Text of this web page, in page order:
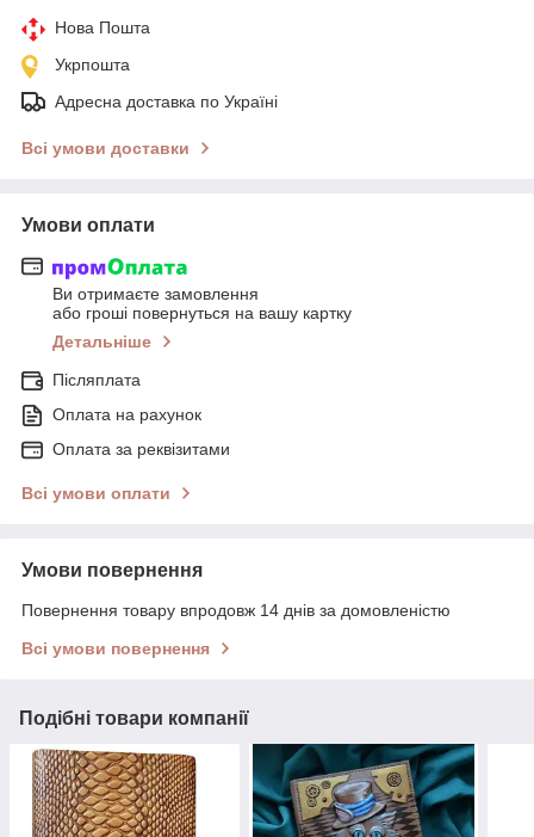
Нова Пошта
Укрпошта
Адресна доставка по Україні
Всі умови доставки
Умови оплати
Ви отримаєте замовлення
або гроші повернуться на вашу картку
Детальніше
Післяплата
Оплата на рахунок
Оплата за реквізитами
Всі умови оплати
Умови повернення
Повернення товару впродовж 14 днів за домовленістю
Всі умови повернення
Подібні товари компанії